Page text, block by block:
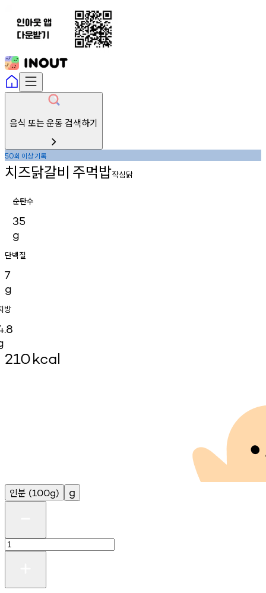
음식 또는 운동 검색하기
50회 이상기록
치즈닭갈비 주먹밥작심닭
순탄수
35
g
단백질
7
g
방
210kcal
인분 (100g) g